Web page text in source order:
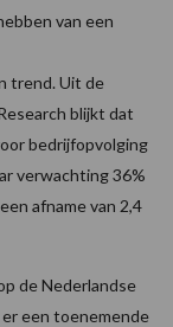
van een
trend. Uit de
blijkt dat
bedrijfopvolging
verwachting 36%
afname van 2,4
de Nederlandse
een toenemende